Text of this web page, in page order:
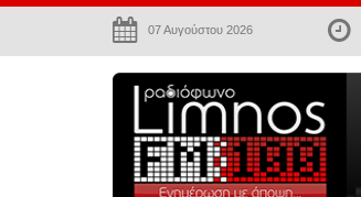
07 Αυγούστου 2026